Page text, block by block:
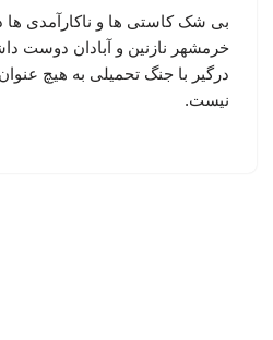
بی شک کاستی ها و ناکارآمدی ها
خرمشهر نازنین و آبادان دوست
درگیر با جنگ تحمیلی به هیچ
نیست.